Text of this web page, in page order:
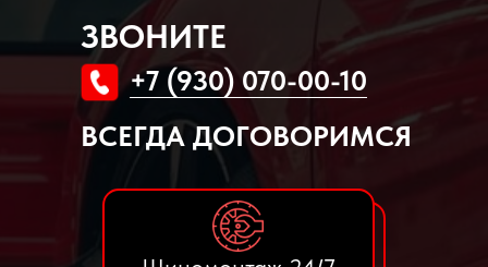
ЗВОНИТЕ
+7 (930) 070-00-10
ВСЕГДА ДОГОВОРИМСЯ